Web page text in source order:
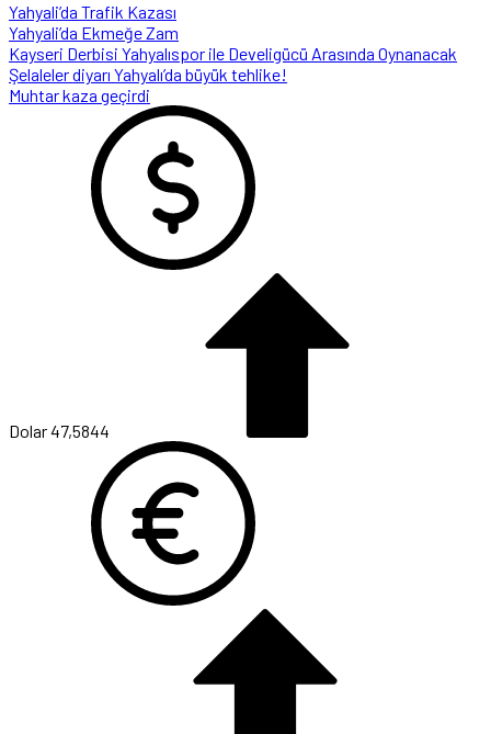
Yahyali’da Trafik Kazası
Yahyali’da Ekmeğe Zam
Kayseri Derbisi Yahyalıspor ile Develigücü Arasında Oynanacak
Şelaleler diyarı Yahyalı’da büyük tehlike!
Muhtar kaza geçirdi
Dolar47,5844